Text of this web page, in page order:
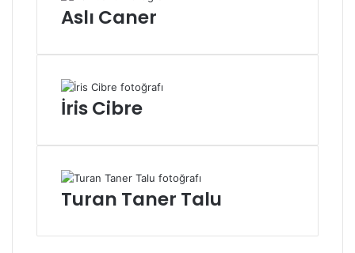
Aslı Caner
İris Cibre
Turan Taner Talu